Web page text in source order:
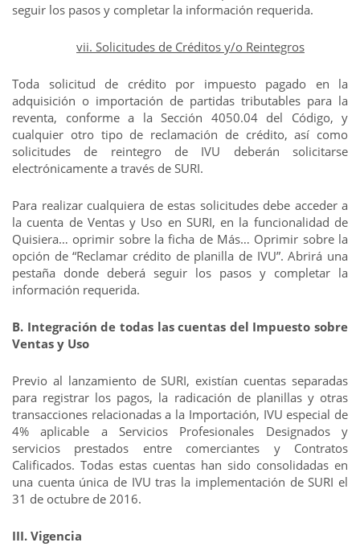
seguir los pasos y completar la información requerida.
vii. Solicitudes de Créditos y/o Reintegros
Toda solicitud de crédito por impuesto pagado en la
adquisición o importación de partidas tributables para la
reventa, conforme a la Sección 4050.04 del Código, y
cualquier otro tipo de reclamación de crédito, así como
solicitudes de reintegro de IVU deberán solicitarse
electrónicamente a través de SURI.
Para realizar cualquiera de estas solicitudes debe acceder a
la cuenta de Ventas y Uso en SURI, en la funcionalidad de
Quisiera… oprimir sobre la ficha de Más… Oprimir sobre la
opción de “Reclamar crédito de planilla de IVU”. Abrirá una
pestaña donde deberá seguir los pasos y completar la
información requerida.
B. Integración de todas las cuentas del Impuesto sobre
Ventas y Uso
Previo al lanzamiento de SURI, existían cuentas separadas
para registrar los pagos, la radicación de planillas y otras
transacciones relacionadas a la Importación, IVU especial de
4% aplicable a Servicios Profesionales Designados y
servicios prestados entre comerciantes y Contratos
Calificados. Todas estas cuentas han sido consolidadas en
una cuenta única de IVU tras la implementación de SURI el
31 de octubre de 2016.
III. Vigencia